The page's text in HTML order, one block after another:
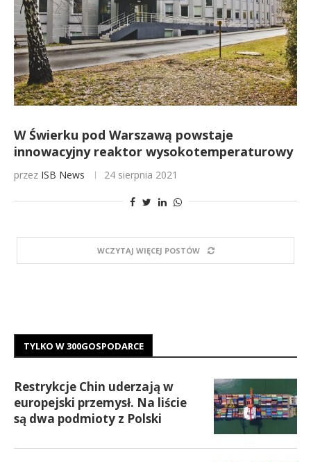
W Świerku pod Warszawą powstaje
innowacyjny reaktor wysokotemperaturowy
przez ISB News 24 sierpnia 2021
WCZYTAJ WIĘCEJ POSTÓW
TYLKO W 300GOSPODARCE
Restrykcje Chin uderzają w
europejski przemysł. Na liście
są dwa podmioty z Polski